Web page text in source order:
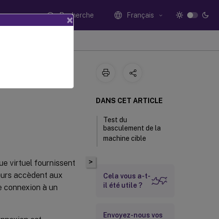
Recherche Français
virtuel fournissent
accèdent aux
connexion à un
>
DANS CET ARTICLE
Test du
basculement de la
machine cible
Cela vous a-t-
il été utile ?
Envoyez-nous vos
×